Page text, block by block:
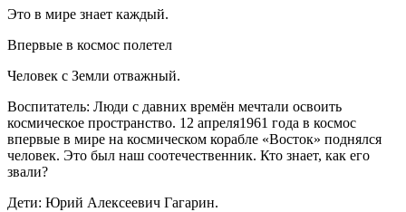
Это в мире знает каждый.
Впервые в космос полетел
Человек с Земли отважный.
Воспитатель: Люди с давних времён мечтали освоить
космическое пространство. 12 апреля1961 года в космос
впервые в мире на космическом корабле «Восток» поднялся
человек. Это был наш соотечественник. Кто знает, как его
звали?
Дети: Юрий Алексеевич Гагарин.